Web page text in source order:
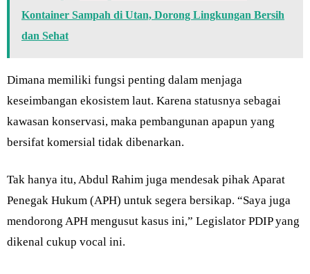
Kontainer Sampah di Utan, Dorong Lingkungan Bersih
dan Sehat
Dimana memiliki fungsi penting dalam menjaga
keseimbangan ekosistem laut. Karena statusnya sebagai
kawasan konservasi, maka pembangunan apapun yang
bersifat komersial tidak dibenarkan.
Tak hanya itu, Abdul Rahim juga mendesak pihak Aparat
Penegak Hukum (APH) untuk segera bersikap. “Saya juga
mendorong APH mengusut kasus ini,” Legislator PDIP yang
dikenal cukup vocal ini.